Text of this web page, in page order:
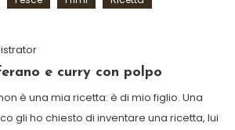
e curry con polpo
è una mia ricetta: è di mio figlio. Una
gli ho chiesto di inventare una ricetta, lui